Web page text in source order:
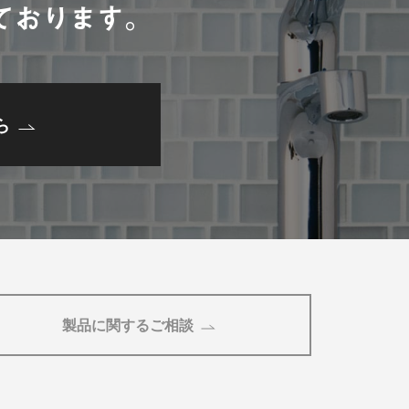
ります。
製品に関するご相談